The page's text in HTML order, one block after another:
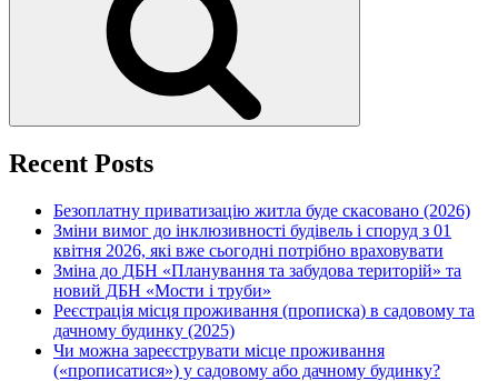
Recent Posts
Безоплатну приватизацію житла буде скасовано (2026)
Зміни вимог до інклюзивності будівель і споруд з 01
квітня 2026, які вже сьогодні потрібно враховувати
Зміна до ДБН «Планування та забудова територій» та
новий ДБН «Мости і труби»
Реєстрація місця проживання (прописка) в садовому та
дачному будинку (2025)
Чи можна зареєструвати місце проживання
(«прописатися») у садовому або дачному будинку?